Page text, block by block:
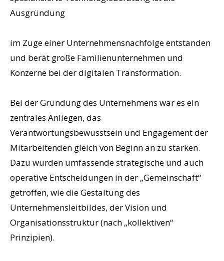
Ausgründung
im Zuge einer Unternehmensnachfolge entstanden
und berät große Familienunternehmen und
Konzerne bei der digitalen Transformation.
Bei der Gründung des Unternehmens war es ein
zentrales Anliegen, das
Verantwortungsbewusstsein und Engagement der
Mitarbeitenden gleich von Beginn an zu stärken.
Dazu wurden umfassende strategische und auch
operative Entscheidungen in der „Gemeinschaft“
getroffen, wie die Gestaltung des
Unternehmensleitbildes, der Vision und
Organisationsstruktur (nach „kollektiven“
Prinzipien).